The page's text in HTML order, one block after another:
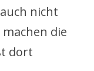
nicht
die
dort